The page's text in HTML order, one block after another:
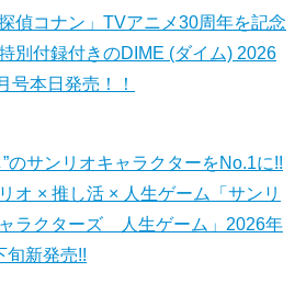
探偵コナン」TVアニメ30周年を記念
別付録付きのDIME (ダイム) 2026
号本日発売！！
”のサンリオキャラクターをNo.1に!!
オ × 推し活 × 人生ゲーム「サンリ
ラクターズ 人生ゲーム」2026年
旬新発売!!